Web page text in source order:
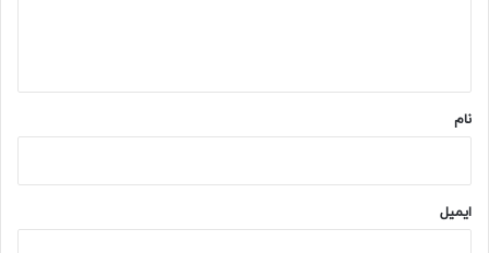
نام
ایمیل